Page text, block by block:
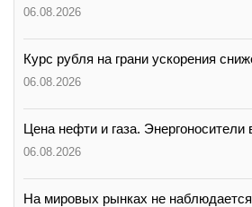
06.08.2026
Курс рубля на грани ускорения
06.08.2026
Цена нефти и газа. Энергоносители
06.08.2026
На мировых рынках не